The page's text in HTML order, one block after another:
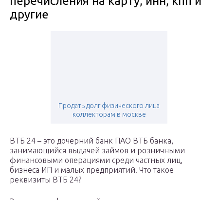
другие
Продать долг физического лица
коллекторам в москве
ВТБ 24 – это дочерний банк ПАО ВТБ банка,
занимающийся выдачей займов и розничными
финансовыми операциями среди частных лиц,
бизнеса ИП и малых предприятий. Что такое
реквизиты ВТБ 24?